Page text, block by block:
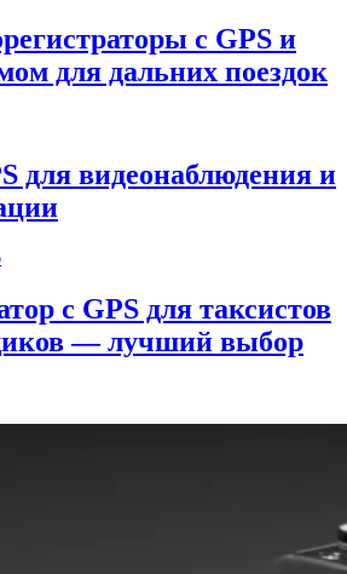
с GPS и
для дальних поездок
для видеонаблюдения и
с GPS для таксистов
— лучший выбор